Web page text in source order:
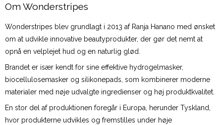
Om Wonderstripes
Wonderstripes blev grundlagt i 2013 af Ranja Hanano med ønsket
om at udvikle innovative beautyprodukter, der gør det nemt at
opnå en velplejet hud og en naturlig glød.
Brandet er især kendt for sine effektive hydrogelmasker,
biocellulosemasker og silikonepads, som kombinerer moderne
materialer med nøje udvalgte ingredienser og høj produktkvalitet.
En stor del af produktionen foregår i Europa, herunder Tyskland,
hvor produkterne udvikles og fremstilles under høje